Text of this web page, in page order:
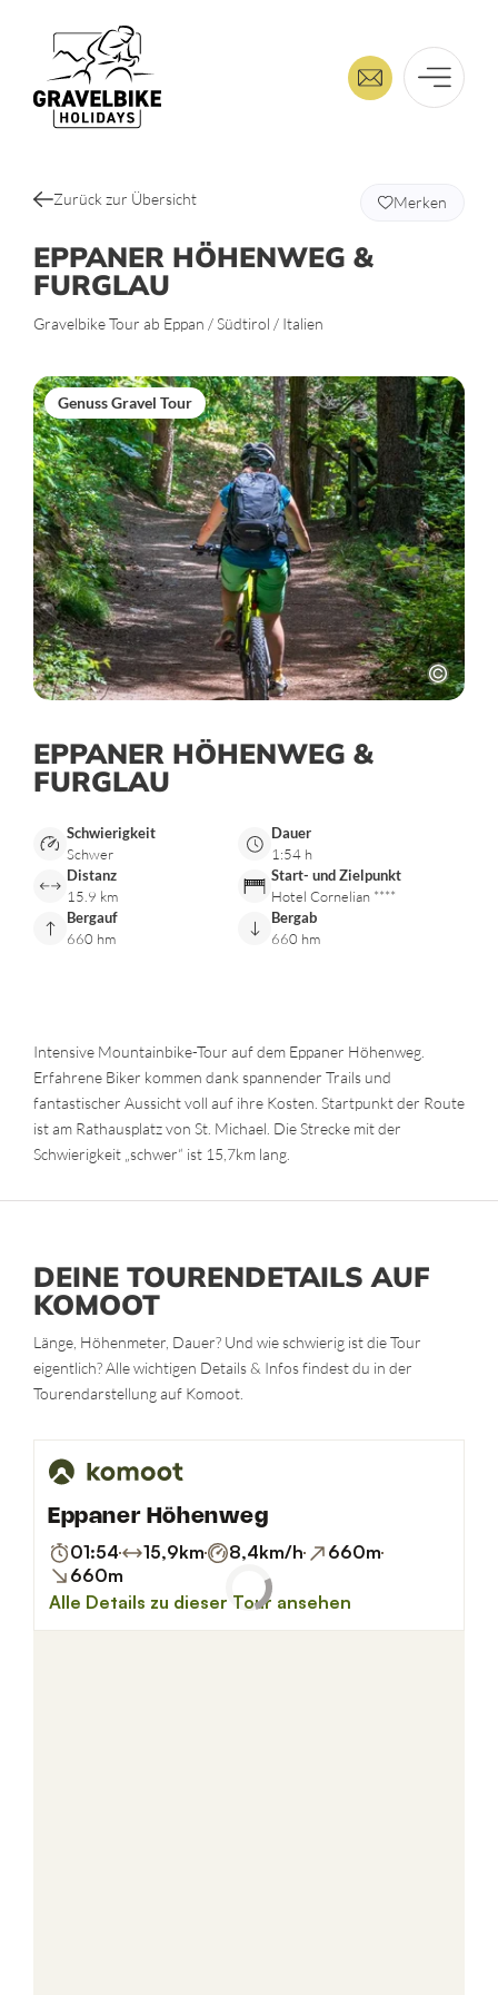
Zurück zur Übersicht
EPPANER HÖHENWEG &
FURGLAU
Gravelbike Tour ab Eppan / Südtirol / Italien
Merken
Genuss Gravel Tour
EPPANER HÖHENWEG &
FURGLAU
Schwierigkeit
Schwer
Dauer
1:54 h
Distanz
15.9 km
Start- und Zielpunkt
Hotel Cornelian ****
Bergauf
660 hm
Bergab
660 hm
Intensive Mountainbike-Tour auf dem Eppaner Höhenweg.
Erfahrene Biker kommen dank spannender Trails und
fantastischer Aussicht voll auf ihre Kosten. Startpunkt der Route
ist am Rathausplatz von St. Michael. Die Strecke mit der
Schwierigkeit „schwer“ ist 15,7km lang.
DEINE TOURENDETAILS AUF
KOMOOT
Länge, Höhenmeter, Dauer? Und wie schwierig ist die Tour
eigentlich? Alle wichtigen Details & Infos findest du in der
Tourendarstellung auf Komoot.